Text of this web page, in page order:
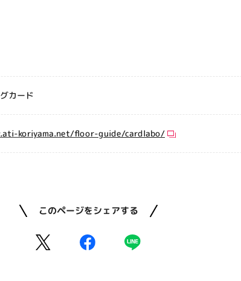
カード
koriyama.net/floor-guide/cardlabo/
このページをシェアする